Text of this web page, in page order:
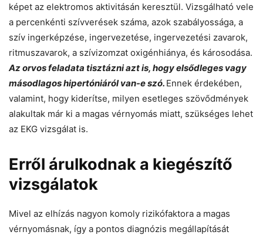
képet az elektromos aktivitásán keresztül. Vizsgálható vele
a percenkénti szívverések száma, azok szabályossága, a
szív ingerképzése, ingervezetése, ingervezetési zavarok,
ritmuszavarok, a szívizomzat oxigénhiánya, és károsodása.
Az orvos feladata tisztázni azt is, hogy elsődleges vagy
másodlagos hipertóniáról van-e szó. Ennek érdekében,
valamint, hogy kiderítse, milyen esetleges szövődmények
alakultak már ki a magas vérnyomás miatt, szükséges lehet
az EKG vizsgálat is.
Erről árulkodnak a kiegészítő
vizsgálatok
Mivel az elhízás nagyon komoly rizikófaktora a magas
vérnyomásnak, így a pontos diagnózis megállapítását